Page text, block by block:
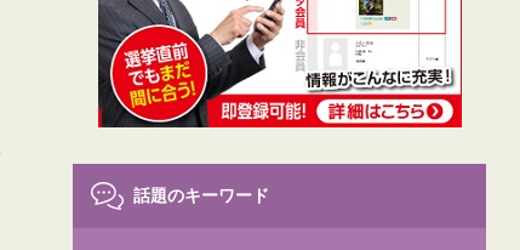
話題のキーワード